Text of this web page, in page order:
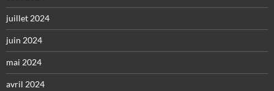
juillet 2024
juin 2024
mai 2024
avril 2024